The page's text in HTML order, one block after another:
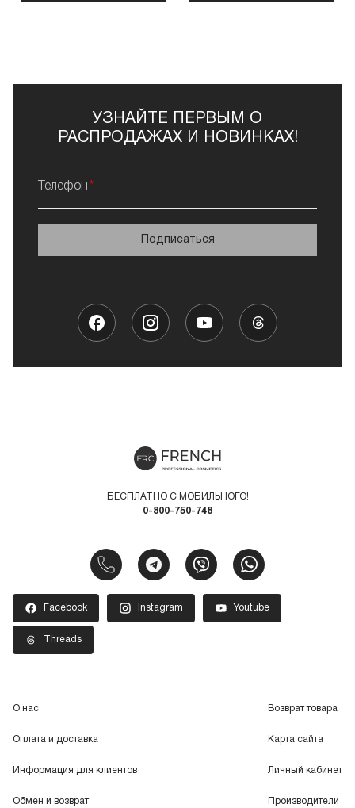
УЗНАЙТЕ ПЕРВЫМ О
РАСПРОДАЖАХ И НОВИНКАХ!
Телефон
Подписаться
БЕСПЛАТНО С МОБИЛЬНОГО!
0-800-750-748
Facebook Instagram Youtube
Threads
О нас
Оплата и доставка
Информация для клиентов
Обмен и возврат
Возврат товара
Карта сайта
Личный кабинет
Производители